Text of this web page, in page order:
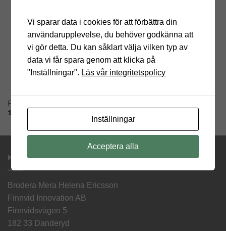
Fiskar i korsstygn
150.00
KONTAKTINFORMATION
Brodera Mera Helena Ericsson
Finnvid Innovation AB
Finnvidsvägen 5
182 33 Danderyd
Vi sparar data i cookies för att förbättra din
användarupplevelse, du behöver godkänna att
vi gör detta. Du kan såklart välja vilken typ av
data vi får spara genom att klicka på
"Inställningar". Läs vår integritetspolicy
Inställningar
Acceptera alla